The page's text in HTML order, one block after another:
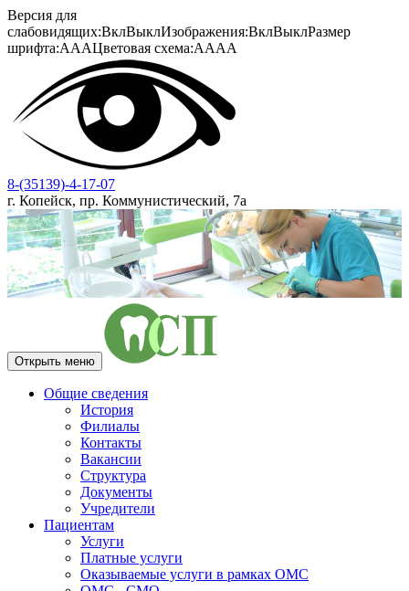
Версия для
слабовидящих:ВклВыклИзображения:ВклВыклРазмер
шрифта:AAAЦветовая схема:AAAA
8-(35139)-4-17-07
г. Копейск, пр. Коммунистический, 7а
Открыть меню
Общие сведения
История
Филиалы
Контакты
Вакансии
Структура
Документы
Учредители
Пациентам
Услуги
Платные услуги
Оказываемые услуги в рамках ОМС